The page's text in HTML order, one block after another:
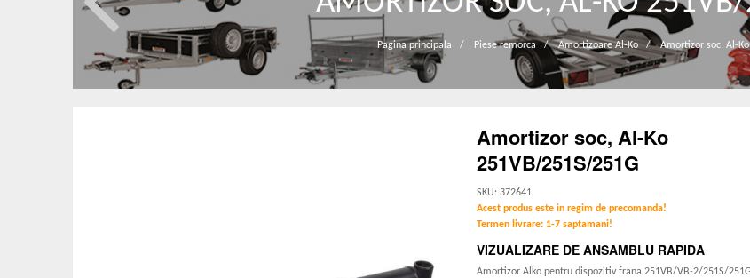
Pagina principala / Piese remorca / Amortizoare Al-Ko / Amortizor soc, Al-
Amortizor soc, Al-Ko
251VB/251S/251G
SKU: 372641
Acest produs este in regim de precomanda!
Termen livrare: 1-7 saptamani!
VIZUALIZARE DE ANSAMBLU RAPIDA
Amortizor Alko pentru dispozitiv frana 251VB/VB-2/251S/251G